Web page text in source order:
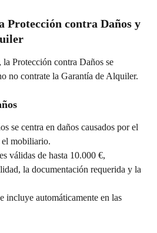
Protección contra Daños y
la Protección contra Daños se
no contrate la Garantía de Alquiler.
se centra en daños causados por el
mobiliario.
válidas de hasta 10.000 €,
la documentación requerida y la
incluye automáticamente en las